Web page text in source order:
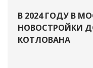
В 2024 ГОДУ В
НОВОСТРОЙКИ
КОТЛОВАНА